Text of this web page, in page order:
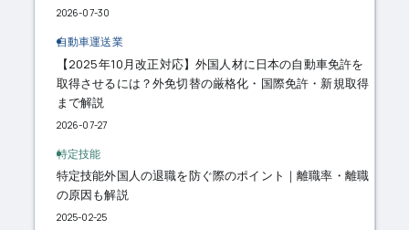
2026-07-30
自動車運送業
【2025年10月改正対応】外国人材に日本の自動車免許を
取得させるには？外免切替の厳格化・国際免許・新規取得
まで解説
2026-07-27
特定技能
特定技能外国人の退職を防ぐ際のポイント｜離職率・離職
の原因も解説
2025-02-25